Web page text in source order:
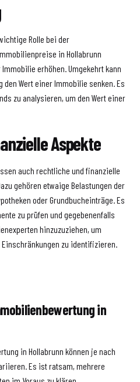
Rolle bei der
in Hollabrunn
erhöhen. Umgekehrt kann
Wert einer Immobilie senken. Es
zu analysieren, um den Wert einer
Aspekte
auch rechtliche und finanzielle
gehören etwaige Belastungen der
oder Grundbucheinträge. Es
zu prüfen und gegebenenfalls
hinzuzuziehen, um
zu identifizieren.
in
in Hollabrunn können je nach
Es ist ratsam, mehrere